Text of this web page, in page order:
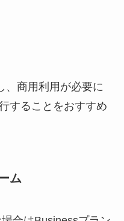
、商用利用が必要に
することをおすすめ
ム